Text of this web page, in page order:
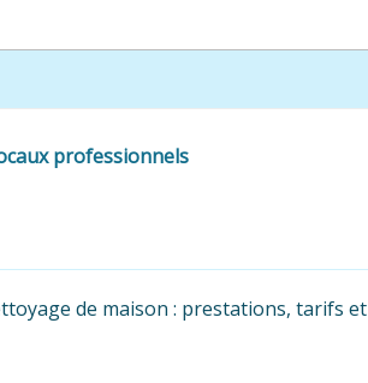
professionnels
de maison : prestations, tarifs et